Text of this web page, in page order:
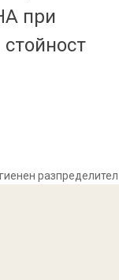
при
разпределител